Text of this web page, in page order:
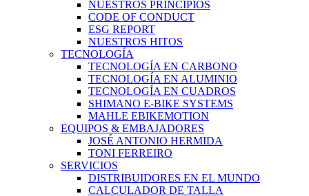
NUESTROS PRINCIPIOS
CODE OF CONDUCT
ESG REPORT
NUESTROS HITOS
TECNOLOGÍA
TECNOLOGÍA EN CARBONO
TECNOLOGÍA EN ALUMINIO
TECNOLOGÍA EN CUADROS
SHIMANO E-BIKE SYSTEMS
MAHLE EBIKEMOTION
EQUIPOS & EMBAJADORES
JOSÉ ANTONIO HERMIDA
TONI FERREIRO
SERVICIOS
DISTRIBUIDORES EN EL MUNDO
CALCULADOR DE TALLA